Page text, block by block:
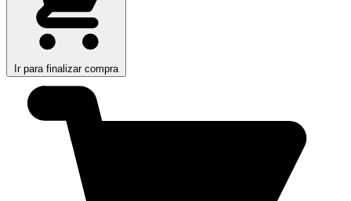
Ir para finalizar compra